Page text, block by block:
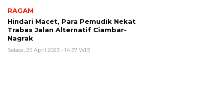
RAGAM
Hindari Macet, Para Pemudik Nekat
Trabas Jalan Alternatif Ciambar-
Nagrak
Selasa, 25 April 2023 - 14:57 WIB